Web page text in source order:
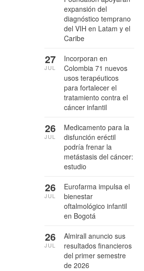
expansión del
diagnóstico temprano
del VIH en Latam y el
Caribe
Incorporan en
Colombia 71 nuevos
usos terapéuticos
para fortalecer el
tratamiento contra el
cáncer infantil
27
JUL
Medicamento para la
disfunción eréctil
podría frenar la
metástasis del cáncer:
estudio
26
JUL
Eurofarma impulsa el
bienestar
oftalmológico infantil
en Bogotá
26
JUL
Almirall anuncio sus
resultados financieros
del primer semestre
de 2026
26
JUL